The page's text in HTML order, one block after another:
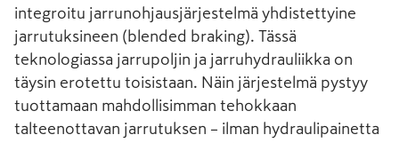
integroitu jarrunohjausjärjestelmä yhdistettyine
jarrutuksineen (blended braking). Tässä
teknologiassa jarrupoljin ja jarruhydrauliikka on
täysin erotettu toisistaan. Näin järjestelmä pystyy
tuottamaan mahdollisimman tehokkaan
talteenottavan jarrutuksen – ilman hydraulipainetta